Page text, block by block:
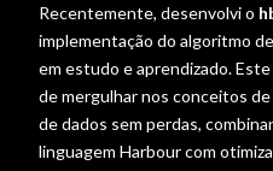
Recentemente, desenvolvi o
implementação do algoritmo
em estudo e aprendizado.
de mergulhar nos conceitos
de dados sem perdas,
linguagem Harbour com